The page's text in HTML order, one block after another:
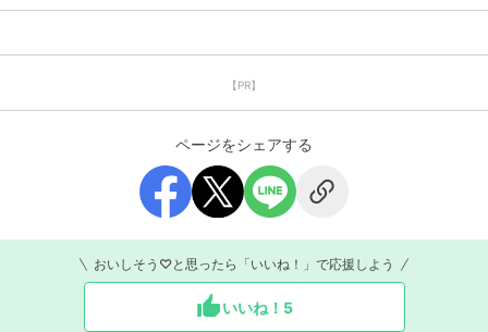
【PR】
ページをシェアする
おいしそう♡と思ったら「いいね！」で応援しよう
いいね！ 5